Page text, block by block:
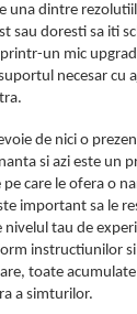
una dintre
sau doresti sa iti
un mic
necesar cu
de nici o
si azi este un
care le ofera o
important sa le
tau de
instructiunilor
toate
a simturilor.